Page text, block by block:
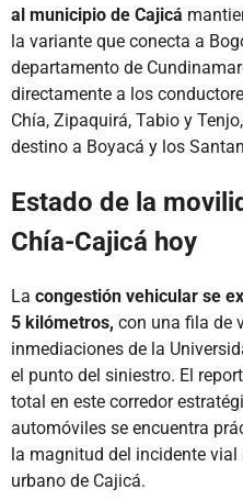
al municipio de Cajicá
la variante que conecta a
departamento de
directamente a los
Chía, Zipaquirá, Tabio y
destino a Boyacá y los
Estado de la
Chía-Cajicá hoy
La congestión vehicular se
5 kilómetros, con una fila de
inmediaciones de la
el punto del siniestro. El
total en este corredor
automóviles se encuentra
la magnitud del incidente
urbano de Cajicá.